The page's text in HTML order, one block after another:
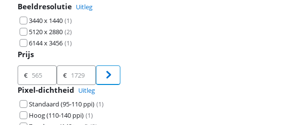
Beeldresolutie Uitleg
3440 x 1440 (1)
5120 x 2880 (2)
6144 x 3456 (1)
Prijs
Prijs
€ €
Pixel-dichtheid Uitleg
Standaard (95-110 ppi) (1)
Hoog (110-140 ppi) (1)